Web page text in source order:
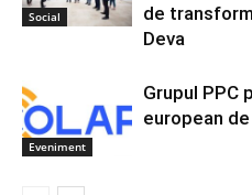
Social
de
Deva
Eveniment
Grupul PPC
european